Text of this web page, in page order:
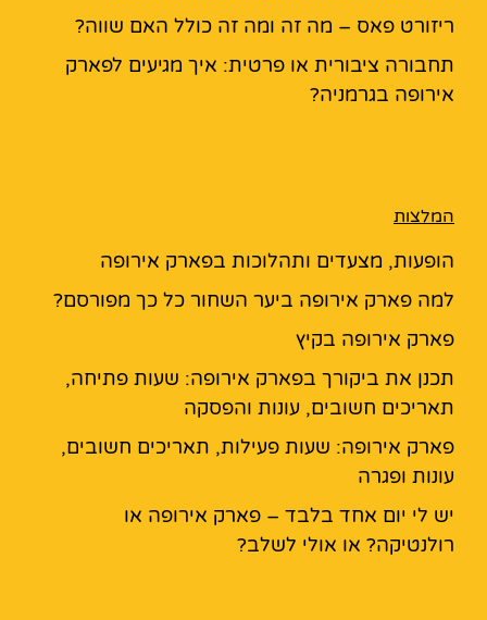
ריזורט פאס – מה זה ומה זה כולל האם שווה?
תחבורה ציבורית או פרטית: איך מגיעים לפארק
אירופה בגרמניה?
המלצות
הופעות, מצעדים ותהלוכות בפארק אירופה
למה פארק אירופה ביער השחור כל כך מפורסם?
פארק אירופה בקיץ
תכנן את ביקורך בפארק אירופה: שעות פתיחה,
תאריכים חשובים, עונות והפסקה
פארק אירופה: שעות פעילות, תאריכים חשובים,
עונות ופגרה
יש לי יום אחד בלבד – פארק אירופה או
רולנטיקה? או אולי לשלב?